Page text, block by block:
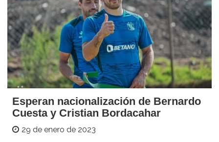
Esperan nacionalización de Bernardo
Cuesta y Cristian Bordacahar
29 de enero de 2023